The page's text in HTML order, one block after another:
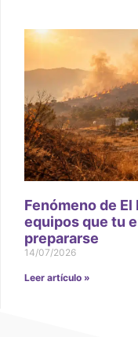
Fenómeno de
equipos que tu
prepararse
14/07/2026
Leer artículo »